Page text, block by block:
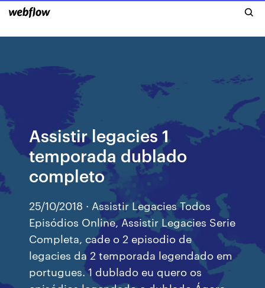
Assistir legacies 1
temporada dublado
completo
25/10/2018 · Assistir Legacies Todos
Episódios Online, Assistir Legacies Serie
Completa, cade o 2 episodio de
legacies da 2 temporada legendado em
portugues. 1 dublado eu quero os